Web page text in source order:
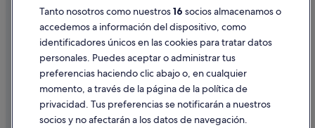
Hoteles cerca de Playa de la Palmera
Hoteles con conserje en Dehesa de Campoamor
Residences en Torre de la Horadada
Casas de campo en Pilar de la Horadada
Servigroup hoteles en Dehesa de Campoamor
Hoteles de 5 estrellas en Pilar de la Horadada
Pautas sobre el contenido y cómo denunciar contenido
Ayuda
Cancelar un vuelo
Cancelar una reserva de hotel o de un alquiler vacacional
Tanto nosotros como nuestros16 socios almacenamos o
accedemos a información del dispositivo, como
identificadores únicos en las cookies para tratar datos
personales. Puedes aceptar o administrar tus
preferencias haciendo clic abajo o, en cualquier
momento, a través de la página de la política de
privacidad. Tus preferencias se notificarán a nuestros
socios y no afectarán a los datos de navegación.